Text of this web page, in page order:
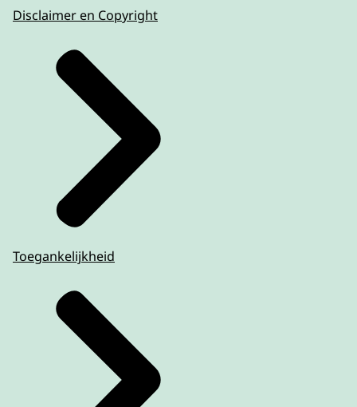
Disclaimer en Copyright
Toegankelijkheid